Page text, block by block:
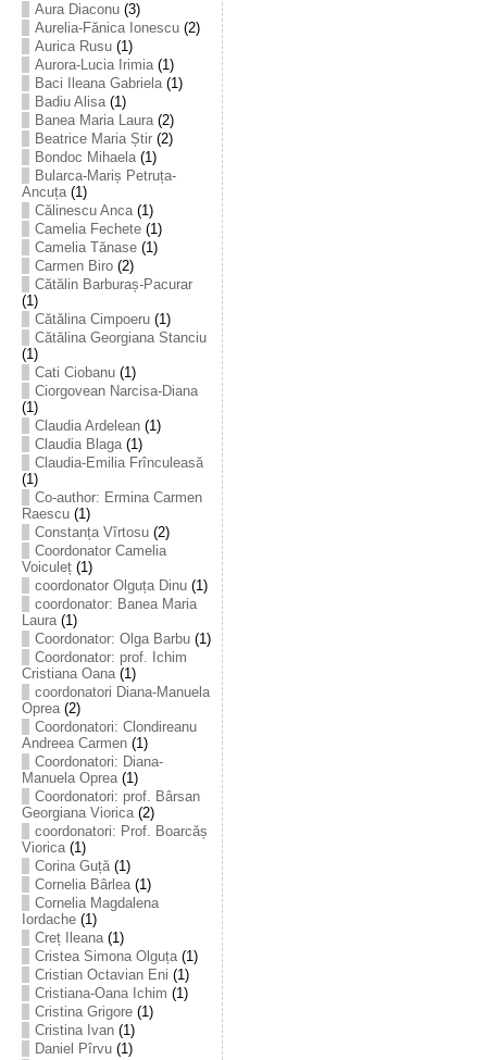
Aura Diaconu(3)
Aurelia-Fănica Ionescu(2)
Aurica Rusu(1)
Aurora-Lucia Irimia(1)
Baci Ileana Gabriela(1)
Badiu Alisa(1)
Banea Maria Laura(2)
Beatrice Maria Știr(2)
Bondoc Mihaela(1)
Bularca-Mariș Petruța-
Ancuța(1)
Călinescu Anca(1)
Camelia Fechete(1)
Camelia Tănase(1)
Carmen Biro(2)
Cătălin Barburaș-Pacurar
(1)
Cătălina Cimpoeru(1)
Cătălina Georgiana Stanciu
(1)
Cati Ciobanu(1)
Ciorgovean Narcisa-Diana
(1)
Claudia Ardelean(1)
Claudia Blaga(1)
Claudia-Emilia Frînculeasă
(1)
Co-author: Ermina Carmen
Raescu(1)
Constanța Vîrtosu(2)
Coordonator Camelia
Voiculeț(1)
coordonator Olguța Dinu(1)
coordonator: Banea Maria
Laura(1)
Coordonator: Olga Barbu(1)
Coordonator: prof. Ichim
Cristiana Oana(1)
coordonatori Diana-Manuela
Oprea(2)
Coordonatori: Clondireanu
Andreea Carmen(1)
Coordonatori: Diana-
Manuela Oprea(1)
Coordonatori: prof. Bârsan
Georgiana Viorica(2)
coordonatori: Prof. Boarcăș
Viorica(1)
Corina Guță(1)
Cornelia Bârlea(1)
Cornelia Magdalena
Iordache(1)
Creț Ileana(1)
Cristea Simona Olguța(1)
Cristian Octavian Eni (1)
Cristiana-Oana Ichim (1)
Cristina Grigore(1)
Cristina Ivan(1)
Daniel Pîrvu(1)